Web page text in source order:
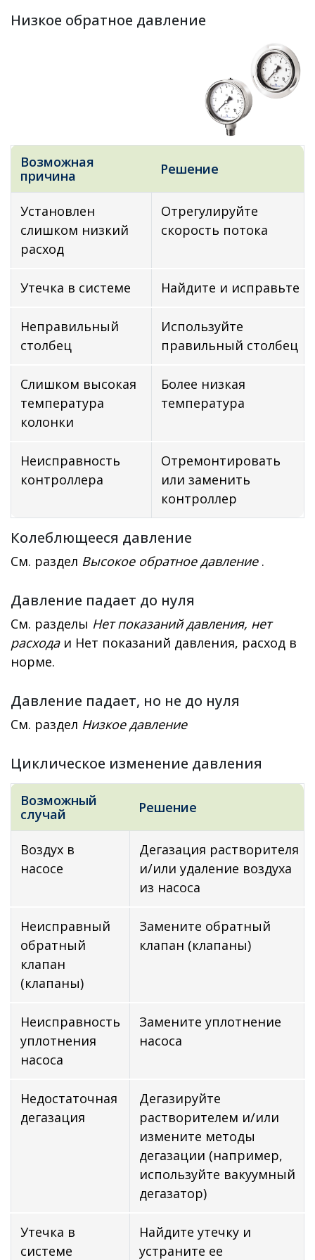
Низкое обратное давление
Возможная
причина
Решение
Установлен
слишком низкий
расход
Отрегулируйте
скорость потока
Утечка в системе Найдите и исправьте
Неправильный
столбец
Используйте
правильный столбец
Слишком высокая
температура
колонки
Более низкая
температура
Неисправность
контроллера
Отремонтировать
или заменить
контроллер
Колеблющееся давление
См. раздел Высокое обратное давление.
Давление падает до нуля
См. разделы Нет показаний давления, нет
расходаи Нет показаний давления, расход в
норме.
Давление падает, но не до нуля
См. раздел Низкое давление
Циклическое изменение давления
Возможный
случай
Решение
Воздух в
насосе
Дегазация растворителя
и/или удаление воздуха
из насоса
Неисправный
обратный
клапан
(клапаны)
Замените обратный
клапан (клапаны)
Неисправность
уплотнения
насоса
Замените уплотнение
насоса
Недостаточная
дегазация
Дегазируйте
растворителем и/или
измените методы
дегазации (например,
используйте вакуумный
дегазатор)
Утечка в
системе
Найдите утечку и
устраните ее